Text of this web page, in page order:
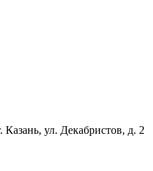
Казань, ул. Декабристов, д. 2